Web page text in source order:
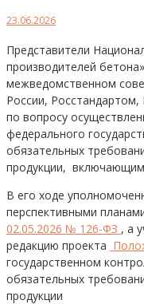
23.06.2026
Представители
производителей
межведомственном
России,
по вопросу
федерального
обязательных
продукции,
В его ходе
перспективными
02.05.2026 № 126-ФЗ , а
редакцию проекта
государственном
обязательных
продукции